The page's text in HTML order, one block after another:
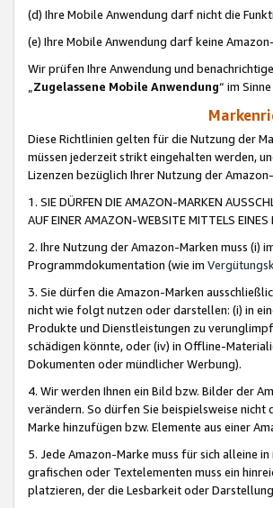
(d) Ihre Mobile Anwendung darf nicht die
(e) Ihre Mobile Anwendung darf keine
Wir prüfen Ihre Anwendung und
„Zugelassene Mobile Anwendung“ im
Diese Richtlinien gelten für die Nutzung der
müssen jederzeit strikt eingehalten werden,
Lizenzen bezüglich Ihrer Nutzung der
1. SIE DÜRFEN DIE AMAZON-MARKEN
AUF EINER AMAZON-WEBSITE MITTELS
2. Ihre Nutzung der Amazon-Marken muss (i)
Programmdokumentation (wie im
3. Sie dürfen die Amazon-Marken
nicht wie folgt nutzen oder darstellen: (i) in
Produkte und Dienstleistungen zu
schädigen könnte, oder (iv) in Offline-
Dokumenten oder mündlicher Werbung).
4. Wir werden Ihnen ein Bild bzw. Bilder der
verändern. So dürfen Sie beispielsweise
Marke hinzufügen bzw. Elemente aus einer
5. Jede Amazon-Marke muss für sich alleine
grafischen oder Textelementen muss ein
platzieren, der die Lesbarkeit oder